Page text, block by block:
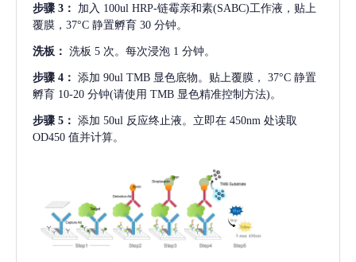
步骤 3： 加入 100ul HRP-链霉亲和素(SABC)工作液，贴上
覆膜，37°C 静置孵育 30 分钟。
洗板： 洗板 5 次。每次浸泡 1 分钟。
步骤 4： 添加 90ul TMB 显色底物。贴上覆膜， 37°C 静置
孵育 10-20 分钟(请使用 TMB 显色精准控制方法)。
步骤 5： 添加 50ul 反应终止液。立即在 450nm 处读取
OD450 值并计算。